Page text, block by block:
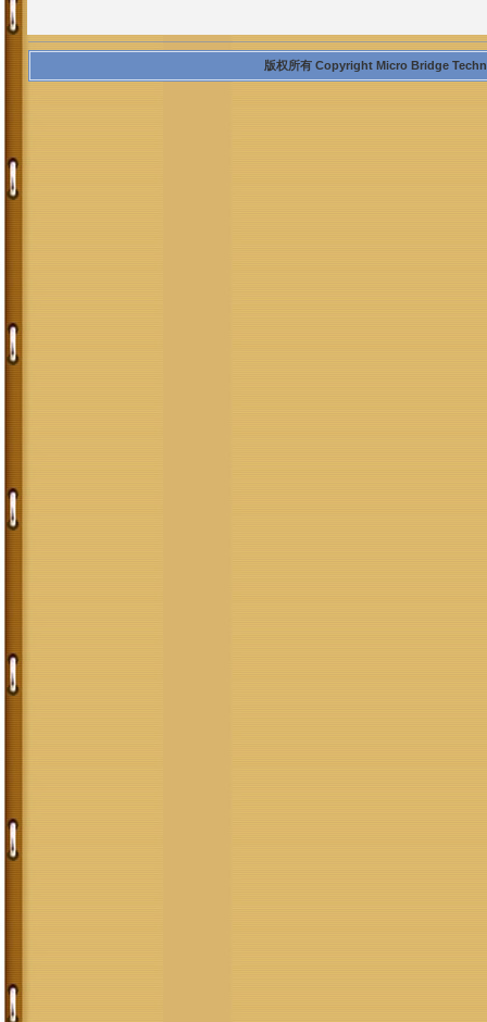
版权所有 Copyright Micro Bridge